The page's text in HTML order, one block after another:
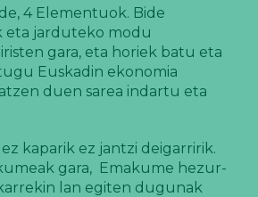
4 Elementuok. Bide
eta jarduteko modu
gara, eta horiek batu eta
Euskadin ekonomia
duen sarea indartu eta
kaparik ez jantzi deigarririk.
gara, Emakume hezur-
lan egiten dugunak